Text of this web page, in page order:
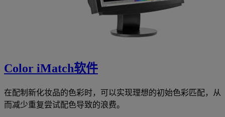
Color iMatch软件
在配制新化妆品的色彩时，可以实现理想的初始色彩匹配，从
而减少重复尝试配色导致的浪费。